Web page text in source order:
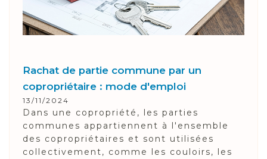
Rachat de partie commune par un
copropriétaire : mode d'emploi
13/11/2024
Dans une copropriété, les parties
communes appartiennent à l'ensemble
des copropriétaires et sont utilisées
collectivement, comme les couloirs, les